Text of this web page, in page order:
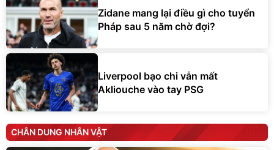
Zidane mang lại điều gì cho tuyển
Pháp sau 5 năm chờ đợi?
Liverpool bạo chi vẫn mất
Akliouche vào tay PSG
CHÂN DUNG NHÂN VẬT